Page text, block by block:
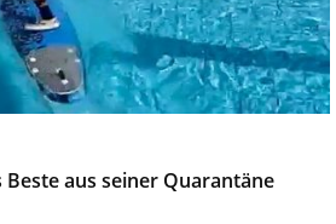
aus seiner Quarantäne